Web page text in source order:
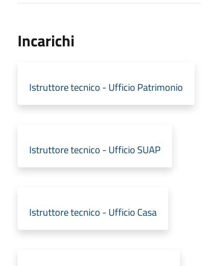
Incarichi
Istruttore tecnico - Ufficio Patrimonio
Istruttore tecnico - Ufficio SUAP
Istruttore tecnico - Ufficio Casa